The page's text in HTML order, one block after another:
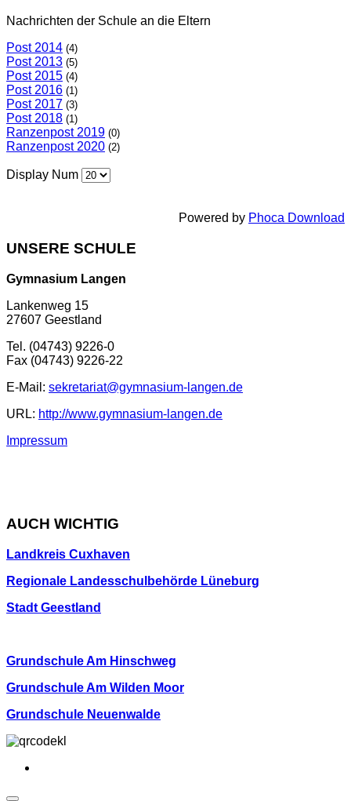
Nachrichten der Schule an die Eltern
Post 2014 (4)
Post 2013 (5)
Post 2015 (4)
Post 2016 (1)
Post 2017 (3)
Post 2018 (1)
Ranzenpost 2019 (0)
Ranzenpost 2020 (2)
Display Num
Powered by Phoca Download
UNSERE SCHULE
Gymnasium Langen
Lankenweg 15
27607 Geestland
Tel. (04743) 9226-0
Fax (04743) 9226-22
E-Mail: sekretariat@gymnasium-langen.de
URL: http://www.gymnasium-langen.de
Impressum
AUCH WICHTIG
Landkreis Cuxhaven
Regionale Landesschulbehörde Lüneburg
Stadt Geestland
Grundschule Am Hinschweg
Grundschule Am Wilden Moor
Grundschule Neuenwalde